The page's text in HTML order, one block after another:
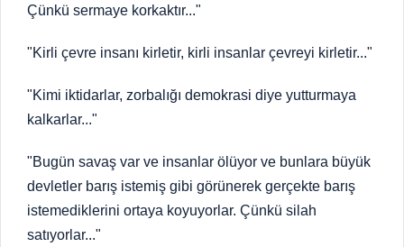
Çünkü sermaye korkaktır..."
"Kirli çevre insanı kirletir, kirli insanlar çevreyi kirletir..."
"Kimi iktidarlar, zorbalığı demokrasi diye yutturmaya
kalkarlar..."
"Bugün savaş var ve insanlar ölüyor ve bunlara büyük
devletler barış istemiş gibi görünerek gerçekte barış
istemediklerini ortaya koyuyorlar. Çünkü silah
satıyorlar..."